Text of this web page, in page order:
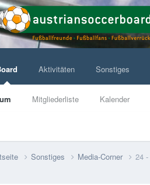
Mitgliederliste Kalender
Aktivitäten Sonstiges
Sonstiges Media-Corner 24